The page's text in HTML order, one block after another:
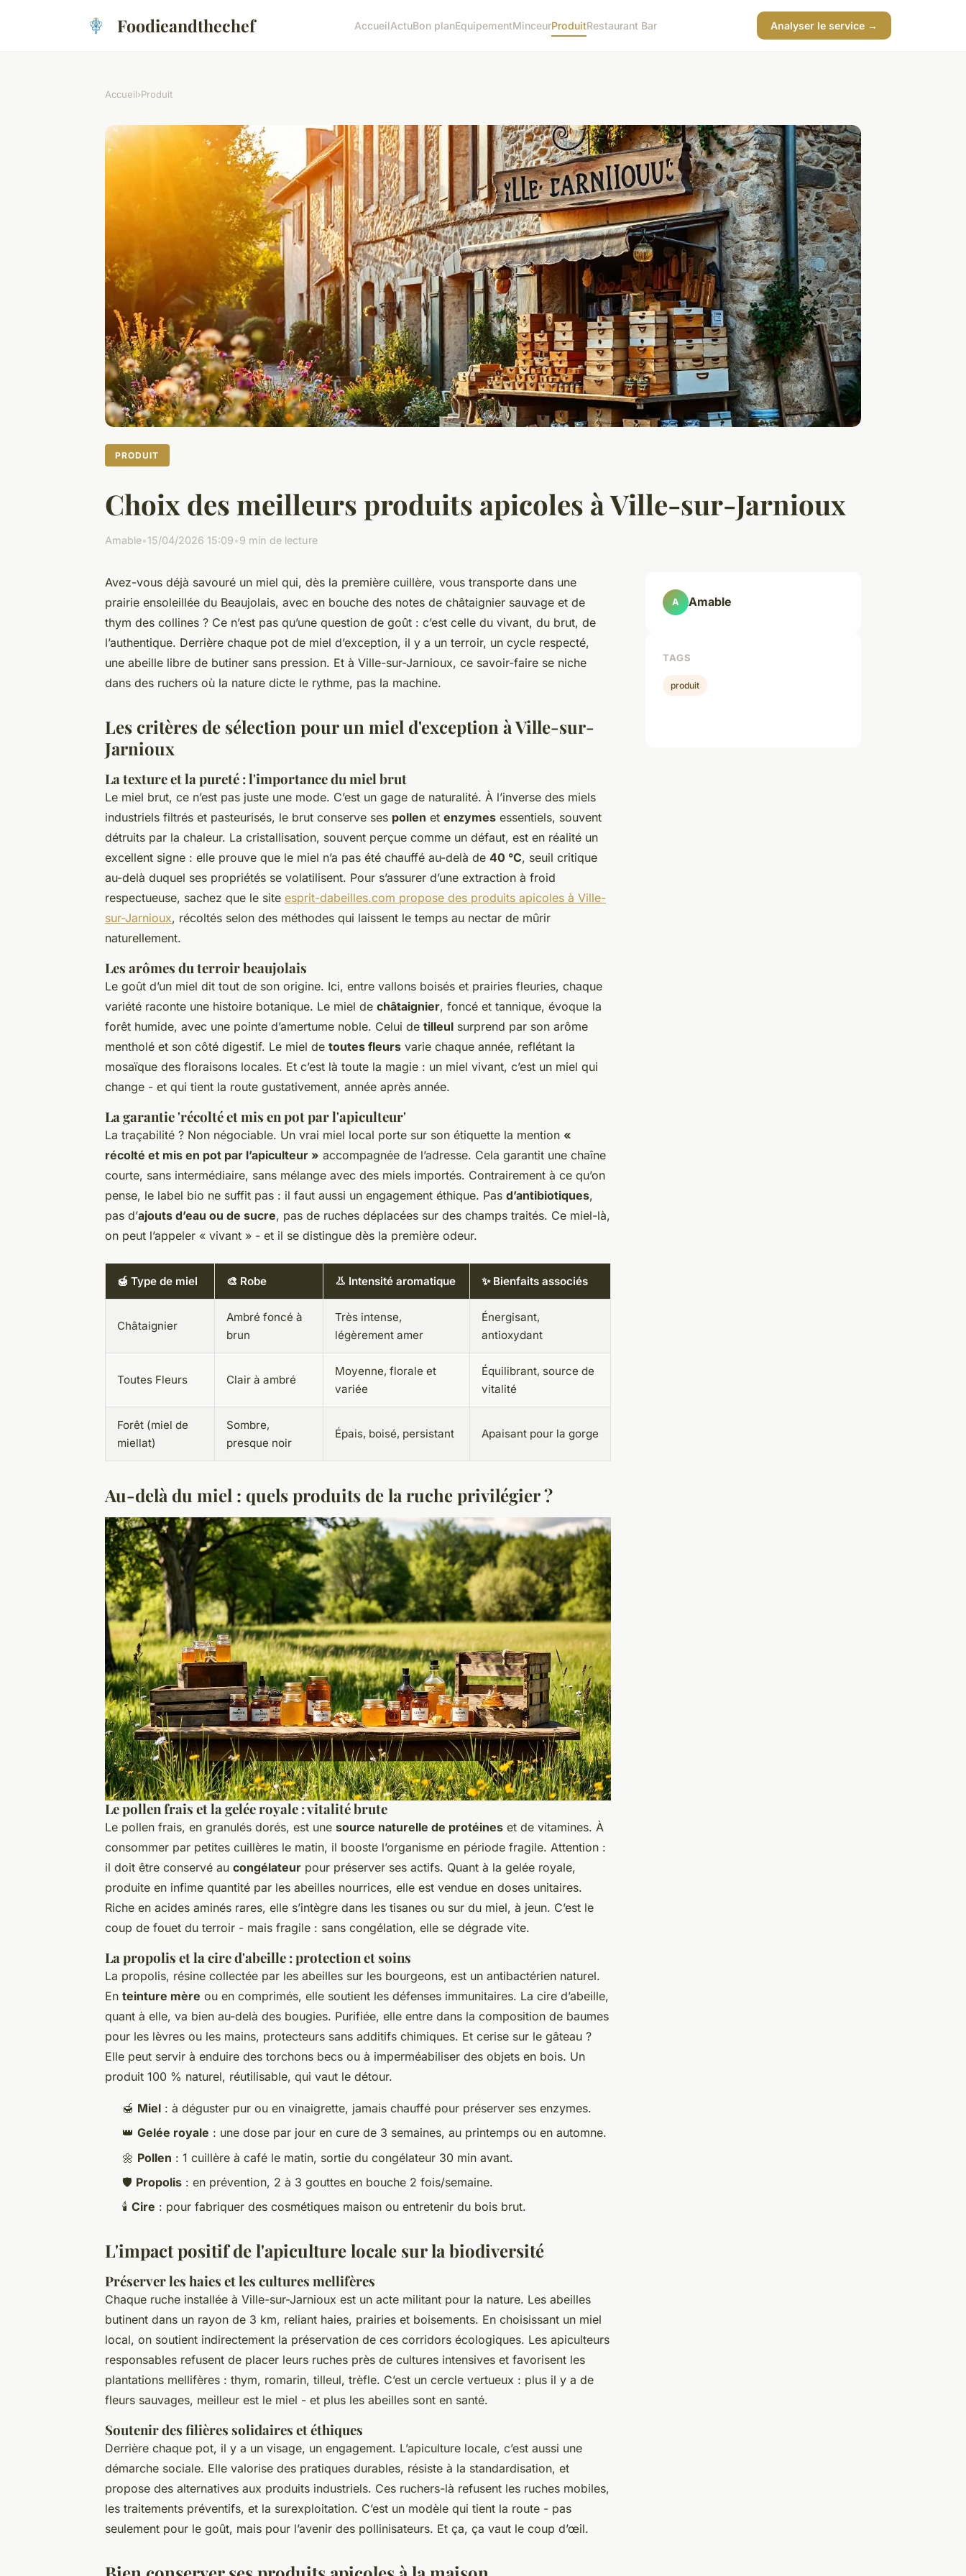
Foodieandthechef AccueilActuBon planEquipementMinceurProduitRestaurant Bar Analyser le service →
Accueil›Produit
PRODUIT
Choix des meilleurs produits apicoles à Ville-sur-Jarnioux
Amable•15/04/2026 15:09•9 min de lecture
Avez-vous déjà savouré un miel qui, dès la première cuillère, vous transporte dans une
prairie ensoleillée du Beaujolais, avec en bouche des notes de châtaignier sauvage et de
thym des collines ? Ce n’est pas qu’une question de goût : c’est celle du vivant, du brut, de
l’authentique. Derrière chaque pot de miel d’exception, il y a un terroir, un cycle respecté,
une abeille libre de butiner sans pression. Et à Ville-sur-Jarnioux, ce savoir-faire se niche
dans des ruchers où la nature dicte le rythme, pas la machine.
Les critères de sélection pour un miel d'exception à Ville-sur-
Jarnioux
La texture et la pureté : l'importance du miel brut
Le miel brut, ce n’est pas juste une mode. C’est un gage de naturalité. À l’inverse des miels
industriels filtrés et pasteurisés, le brut conserve ses pollen et enzymes essentiels, souvent
détruits par la chaleur. La cristallisation, souvent perçue comme un défaut, est en réalité un
excellent signe : elle prouve que le miel n’a pas été chauffé au-delà de 40 °C, seuil critique
au-delà duquel ses propriétés se volatilisent. Pour s’assurer d’une extraction à froid
respectueuse, sachez que le site esprit-dabeilles.com propose des produits apicoles à Ville-
sur-Jarnioux, récoltés selon des méthodes qui laissent le temps au nectar de mûrir
naturellement.
Les arômes du terroir beaujolais
Le goût d’un miel dit tout de son origine. Ici, entre vallons boisés et prairies fleuries, chaque
variété raconte une histoire botanique. Le miel de châtaignier, foncé et tannique, évoque la
forêt humide, avec une pointe d’amertume noble. Celui de tilleul surprend par son arôme
mentholé et son côté digestif. Le miel de toutes fleurs varie chaque année, reflétant la
mosaïque des floraisons locales. Et c’est là toute la magie : un miel vivant, c’est un miel qui
change - et qui tient la route gustativement, année après année.
La garantie 'récolté et mis en pot par l'apiculteur'
La traçabilité ? Non négociable. Un vrai miel local porte sur son étiquette la mention «
récolté et mis en pot par l’apiculteur » accompagnée de l’adresse. Cela garantit une chaîne
courte, sans intermédiaire, sans mélange avec des miels importés. Contrairement à ce qu’on
pense, le label bio ne suffit pas : il faut aussi un engagement éthique. Pas d’antibiotiques,
pas d’ajouts d’eau ou de sucre, pas de ruches déplacées sur des champs traités. Ce miel-là,
on peut l’appeler « vivant » - et il se distingue dès la première odeur.
🍯 Type de miel 🎨 Robe 👃 Intensité aromatique ✨ Bienfaits associés
Châtaignier
Ambré foncé à
brun
Très intense,
légèrement amer
Énergisant,
antioxydant
Toutes Fleurs Clair à ambré
Moyenne, florale et
variée
Équilibrant, source de
vitalité
Forêt (miel de
miellat)
Sombre,
presque noir
Épais, boisé, persistant Apaisant pour la gorge
Au-delà du miel : quels produits de la ruche privilégier ?
Le pollen frais et la gelée royale : vitalité brute
Le pollen frais, en granulés dorés, est une source naturelle de protéines et de vitamines. À
consommer par petites cuillères le matin, il booste l’organisme en période fragile. Attention :
il doit être conservé au congélateur pour préserver ses actifs. Quant à la gelée royale,
produite en infime quantité par les abeilles nourrices, elle est vendue en doses unitaires.
Riche en acides aminés rares, elle s’intègre dans les tisanes ou sur du miel, à jeun. C’est le
coup de fouet du terroir - mais fragile : sans congélation, elle se dégrade vite.
La propolis et la cire d'abeille : protection et soins
La propolis, résine collectée par les abeilles sur les bourgeons, est un antibactérien naturel.
En teinture mère ou en comprimés, elle soutient les défenses immunitaires. La cire d’abeille,
quant à elle, va bien au-delà des bougies. Purifiée, elle entre dans la composition de baumes
pour les lèvres ou les mains, protecteurs sans additifs chimiques. Et cerise sur le gâteau ?
Elle peut servir à enduire des torchons becs ou à imperméabiliser des objets en bois. Un
produit 100 % naturel, réutilisable, qui vaut le détour.
🍯 Miel : à déguster pur ou en vinaigrette, jamais chauffé pour préserver ses enzymes.
👑 Gelée royale : une dose par jour en cure de 3 semaines, au printemps ou en automne.
🌼 Pollen : 1 cuillère à café le matin, sortie du congélateur 30 min avant.
🛡️ Propolis : en prévention, 2 à 3 gouttes en bouche 2 fois/semaine.
🕯️ Cire : pour fabriquer des cosmétiques maison ou entretenir du bois brut.
L'impact positif de l'apiculture locale sur la biodiversité
Préserver les haies et les cultures mellifères
Chaque ruche installée à Ville-sur-Jarnioux est un acte militant pour la nature. Les abeilles
butinent dans un rayon de 3 km, reliant haies, prairies et boisements. En choisissant un miel
local, on soutient indirectement la préservation de ces corridors écologiques. Les apiculteurs
responsables refusent de placer leurs ruches près de cultures intensives et favorisent les
plantations mellifères : thym, romarin, tilleul, trèfle. C’est un cercle vertueux : plus il y a de
fleurs sauvages, meilleur est le miel - et plus les abeilles sont en santé.
Soutenir des filières solidaires et éthiques
Derrière chaque pot, il y a un visage, un engagement. L’apiculture locale, c’est aussi une
démarche sociale. Elle valorise des pratiques durables, résiste à la standardisation, et
propose des alternatives aux produits industriels. Ces ruchers-là refusent les ruches mobiles,
les traitements préventifs, et la surexploitation. C’est un modèle qui tient la route - pas
seulement pour le goût, mais pour l’avenir des pollinisateurs. Et ça, ça vaut le coup d’œil.
A Amable
TAGS
produit